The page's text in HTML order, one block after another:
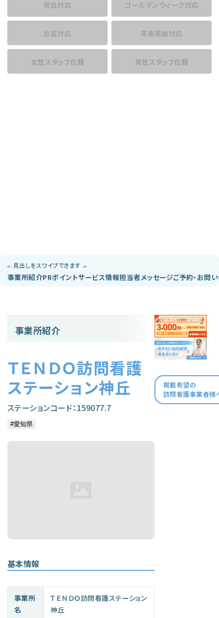
祝日対応 ゴールデンウィーク対応
お盆対応 年末年始対応
女性スタッフ在籍 男性スタッフ在籍
見出しをスワイプできます
事業所紹介PRポイントサービス情報担当者メッセージご予約・お問
事業所紹介
ＴＥＮＤＯ訪問看護
ステーション神丘
ステーションコード：159077.7
基本情報
事業所
名
ＴＥＮＤＯ訪問看護ステーション
神丘
掲載希望の
訪問看護事業者様